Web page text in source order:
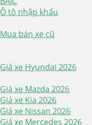
Ô tô nhập khẩu
Mua bán xe cũ
Giá xe Hyundai 2026
Giá xe Mazda 2026
Giá xe Kia 2026
Giá xe Nissan 2026
Giá xe Mercedes 2026